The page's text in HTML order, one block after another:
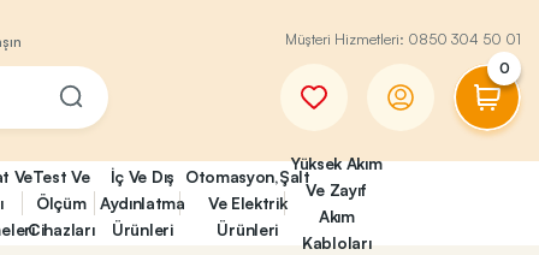
Müşteri Hizmetleri: 0850 304 50 01
0
VeTest Ve
Ölçüm
Cihazları
İç Ve Dış
Aydınlatma
Ürünleri
Otomasyon,Şalt
Ve Elektrik
Ürünleri
Yüksek Akım
Ve Zayıf
Akım
Kabloları